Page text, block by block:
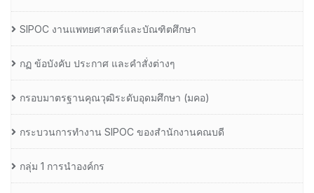
SIPOC งานแพทยศาสตร์และบัณฑิตศึกษา
กฏ ข้อบังคับ ประกาศ และคำสั่งต่างๆ
กรอบมาตรฐานคุณวุฒิระดับอุดมศึกษา (มคอ)
กระบวนการทำงาน SIPOC ของสำนักงานคณบดี
กลุ่ม 1 การนำองค์กร